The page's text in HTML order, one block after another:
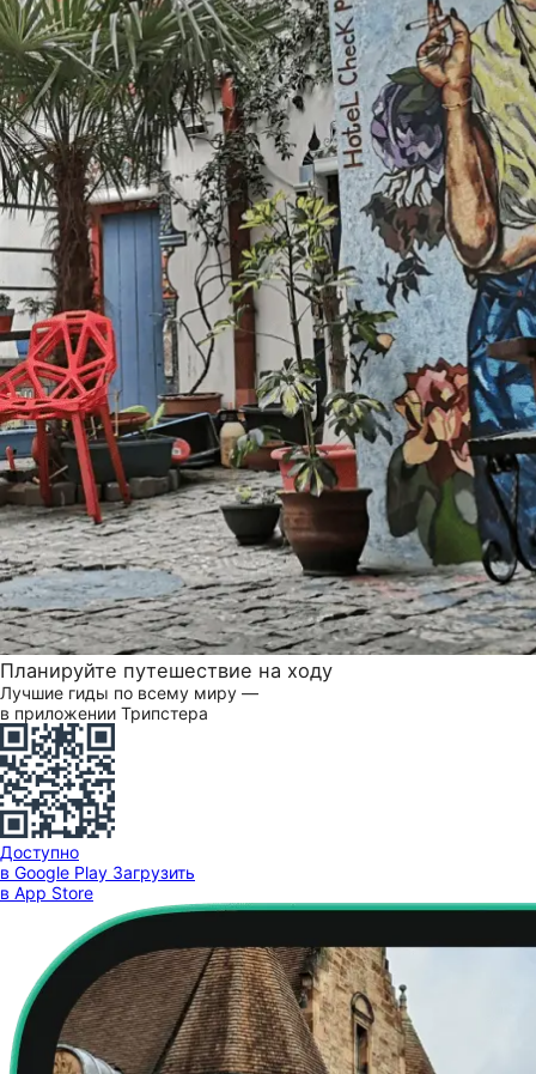
Планируйте путешествие на ходу
Лучшие гиды по всему миру —
в приложении Трипстера
Доступно
в Google Play Загрузить
в App Store